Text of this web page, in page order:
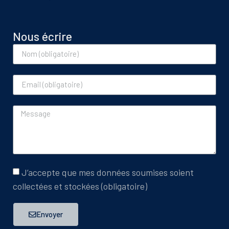
Nous écrire
J’accepte que mes données soumises soient
collectées et stockées (obligatoire)
Envoyer